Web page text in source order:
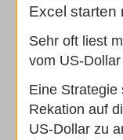
Excel starten
Sehr oft liest
vom US-
Eine Strategie
Rekation auf
US-Dollar zu